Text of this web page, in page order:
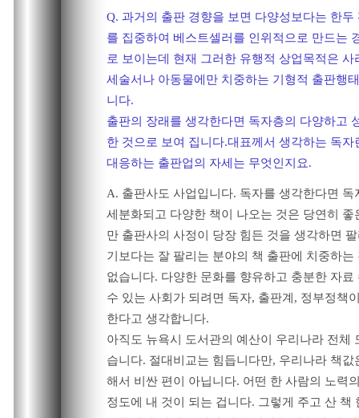
Q. 과거의 출판 경향을 보면 다양성보다는 한두
를 집중하여 베스트셀러를 인위적으로 만드는
로 보이는데 현재 그러한 유행적 상업목적은 사
세술서나 아동물에만 치중하는 기형적 출판행
니다.
출판의 장래를 생각한다면 독자층의 다양하고
한 것으로 보여 집니다.대표께서 생각하는 독자
대응하는 출판업의 자세는 무엇인지요.
A. 출판사도 사업입니다. 독자를 생각한다면 독
세분화되고 다양한 책이 나오는 것은 당연히 좋
만 출판사의 사정이 당장 힘든 것을 생각하면
기보다는 잘 팔리는 분야의 책 출판에 치중하는
없습니다. 다양한 문화를 향유하고 충분한 자료
수 있는 사회가 되려면 독자, 출판계, 정부정책
한다고 생각합니다.
아직도 뉴욕시 도서관의 예산이 우리나라 전체
습니다. 절대비교는 힘듭니다만, 우리나라 책값
해서 비싼 편이 아닙니다. 어떤 한 사람의 노력
정도에 내 것이 되는 겁니다. 그렇게 주고 산 책